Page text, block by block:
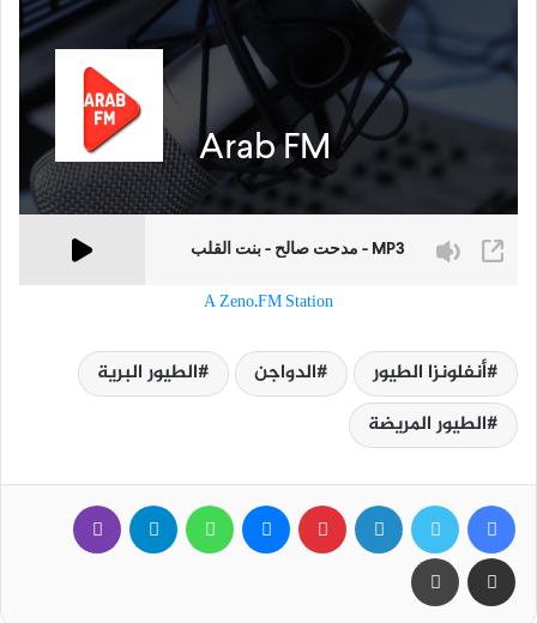
A Zeno.FM Station
أنفلونزا الطيور الدواجن
الطيور البرية
الطيور المريضة